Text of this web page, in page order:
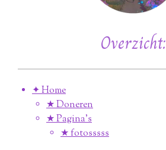
Overzicht:
✦ Home
★ Doneren
★ Pagina’s
★ fotosssss